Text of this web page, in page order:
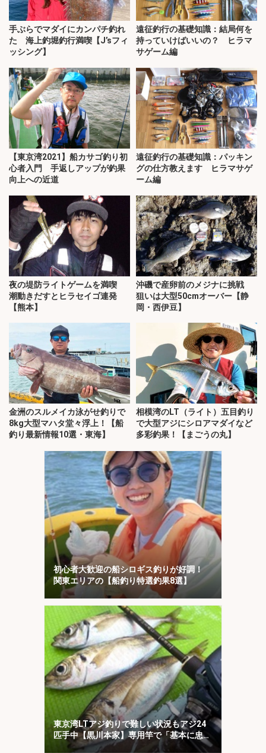
手ぶらでマダイにカンパチ釣れ
た 海上釣堀釣行満喫【J’sフィ
ッシング】
遠征釣行の基礎知識：結局何を
持っていけばいいの？ ヒラマ
サゲーム編
【東京湾2021】船カサゴ釣り初
心者入門 手返しアップが釣果
向上への近道
遠征釣行の基礎知識：パッキン
グの仕方教えます ヒラマサゲ
ーム編
夜の堤防ライトゲームを満喫
潮動きだすとヒラセイゴ連発
【熊本】
沖磯で産卵前のメジナに挑戦
狙いは大型50cmオーバー【静
岡・西伊豆】
金洲のスルメイカ泳がせ釣りで
8kg大型マハタ堂々浮上！【船
釣り最新情報10選・東海】
相模湾のLT（ライト）五目釣り
で大型アジにシロアマダイなど
多彩釣果！【まごうの丸】
初心者大歓迎の船シロギス釣りが好調！
関東エリアの【船釣り特選釣果8選】
東京湾LTアジ釣りで難しい状況もアジ24
匹手中【黒川本家】専用竿で「基本に忠
実」が的中？